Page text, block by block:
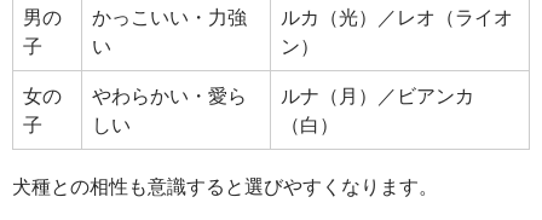
男の
子
かっこいい・力強
い
ルカ（光）／レオ（ライオ
ン）
女の
子
やわらかい・愛ら
しい
ルナ（月）／ビアンカ
（白）
犬種との相性も意識すると選びやすくなります。